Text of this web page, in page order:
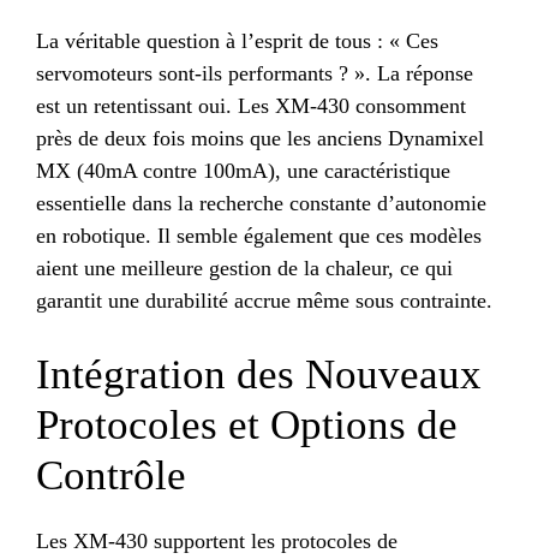
La véritable question à l’esprit de tous : « Ces
servomoteurs sont-ils performants ? ». La réponse
est un retentissant oui. Les XM-430 consomment
près de deux fois moins que les anciens Dynamixel
MX (40mA contre 100mA), une caractéristique
essentielle dans la recherche constante d’autonomie
en robotique. Il semble également que ces modèles
aient une meilleure gestion de la chaleur, ce qui
garantit une durabilité accrue même sous contrainte.
Intégration des Nouveaux
Protocoles et Options de
Contrôle
Les XM-430 supportent les protocoles de